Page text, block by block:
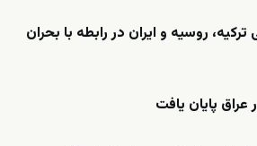
روسیه و ایران در رابطه با بحران
پایان یافت